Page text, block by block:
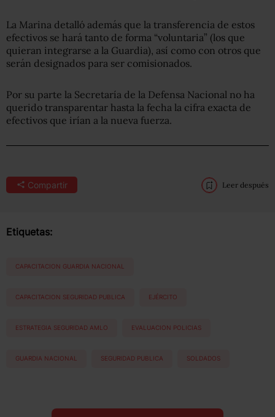
La Marina detalló además que la transferencia de estos
efectivos se hará tanto de forma “voluntaria” (los que
quieran integrarse a la Guardia), así como con otros que
serán designados para ser comisionados.
Por su parte la Secretaría de la Defensa Nacional no ha
querido transparentar hasta la fecha la cifra exacta de
efectivos que irían a la nueva fuerza.
Compartir Leer después
Etiquetas:
CAPACITACION GUARDIA NACIONAL
CAPACITACION SEGURIDAD PUBLICA EJÉRCITO
ESTRATEGIA SEGURIDAD AMLO EVALUACION POLICIAS
GUARDIA NACIONAL SEGURIDAD PUBLICA SOLDADOS